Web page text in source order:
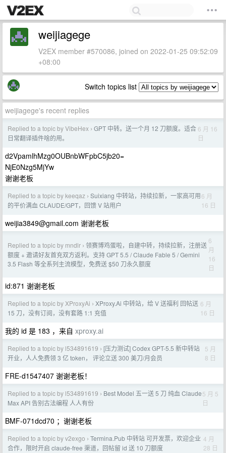
weijiagege
V2EX member #570086, joined on 2022-01-25 09:52:09
+08:00
Switch topics list
weijiagege's recent replies
Replied to a topic by VibeHex › GPT 中转。送一个月 12 刀额度。适合
日常翻译插件啥的用。
6 月 16
日
d2VpamlhMzg0OUBnbWFpbC5jb20=
NjE0Nzg5MjYw
谢谢老板
Replied to a topic by keeqaz › Suixiang 中转站，持续拉新，一家高可用
的平价满血 CLAUDE/GPT，回馈 V 站用户
6 月
16 日
weijia3849@gmail.com 谢谢老板
Replied to a topic by mndlr › 领赛博鸡蛋啦，自建中转，持续拉新，注册送
额度 + 邀请好友首充双方返利。支持 GPT 5.5 / Claude Fable 5 / Gemini
3.5 Flash 等全系列主流模型，免费送 $50 刀永久额度
6
月
16
日
id:871 谢谢老板
Replied to a topic by XProxyAi › XProxy.Ai 中转站，给 V 送福利 回帖送
15 刀，没有订阅，没有套路 1:1 充值
6 月
16 日
我的 id 是 183 ，来自 xproxy.ai
Replied to a topic by l534891619 › [压力测试] Codex GPT-5.5 新中转站
开业，人人免费领 3 亿 token， 评论立送 300 美刀/月会员
5 月
8 日
FRE-d1547407 谢谢老板！
Replied to a topic by l534891619 › Best Model 五一送 5 刀 纯血 Claude
Max API 告别古法编程 人人有份
5 月 5
日
BMF-071dcd70 ；谢谢老板
Replied to a topic by v2exgo › Termina.Pub 中转站 可开发票，欢迎企业
合作，限时开启 claude-free 渠道，回帖留 id 送 10 刀额度
4 月
28 日